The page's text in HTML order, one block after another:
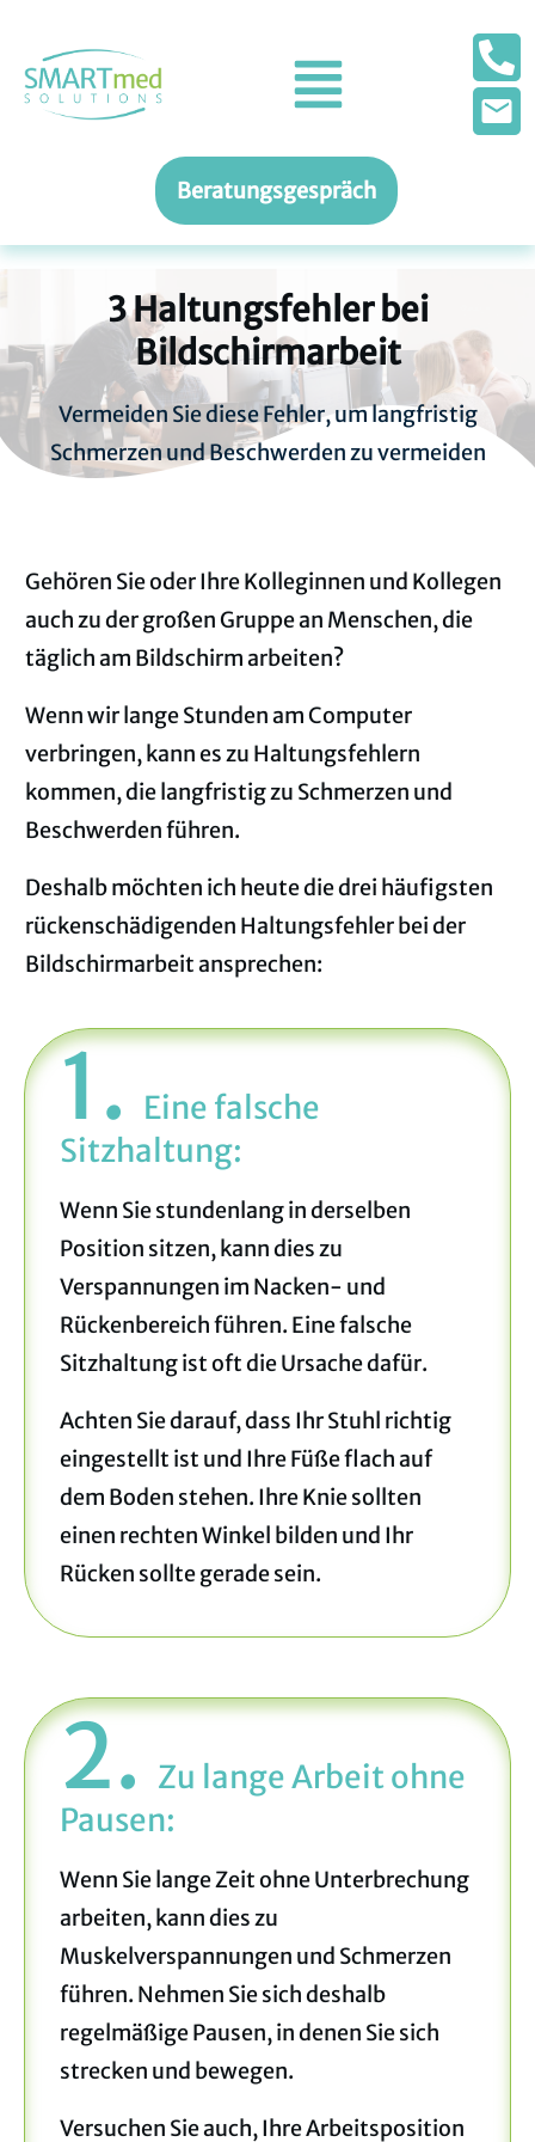
Beratungsgespräch
3 Haltungsfehler bei
Bildschirmarbeit
Vermeiden Sie diese Fehler, um langfristig
Schmerzen und Beschwerden zu vermeiden
Gehören Sie oder Ihre Kolleginnen und Kollegen
auch zu der großen Gruppe an Menschen, die
täglich am Bildschirm arbeiten?
Wenn wir lange Stunden am Computer
verbringen, kann es zu Haltungsfehlern
kommen, die langfristig zu Schmerzen und
Beschwerden führen.
Deshalb möchten ich heute die drei häufigsten
rückenschädigenden Haltungsfehler bei der
Bildschirmarbeit ansprechen:
1.
Eine falsche
Sitzhaltung:
Wenn Sie stundenlang in derselben
Position sitzen, kann dies zu
Verspannungen im Nacken- und
Rückenbereich führen. Eine falsche
Sitzhaltung ist oft die Ursache dafür.
Achten Sie darauf, dass Ihr Stuhl richtig
eingestellt ist und Ihre Füße flach auf
dem Boden stehen. Ihre Knie sollten
einen rechten Winkel bilden und Ihr
Rücken sollte gerade sein.
2.
Zu lange Arbeit ohne
Pausen:
Wenn Sie lange Zeit ohne Unterbrechung
arbeiten, kann dies zu
Muskelverspannungen und Schmerzen
führen. Nehmen Sie sich deshalb
regelmäßige Pausen, in denen Sie sich
strecken und bewegen.
Versuchen Sie auch, Ihre Arbeitsposition